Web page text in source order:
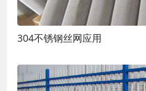
304不锈钢丝网应用